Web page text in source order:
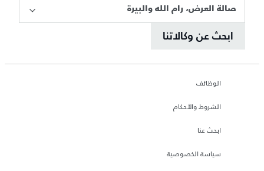
صالة العرض، رام الله والبيرة
ابحث عن وكالاتنا
الوظائف
الشروط والأحكام
ابحث عنا
سياسة الخصوصية